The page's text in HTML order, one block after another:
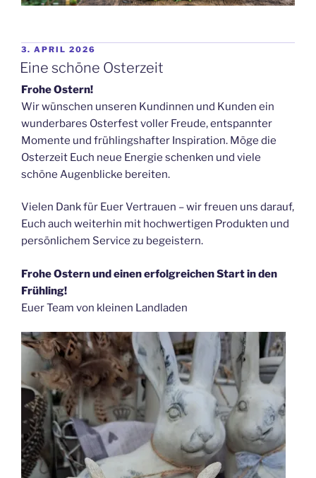
VERÖFFENTLICHT
AM
3. APRIL 2026
Eine schöne Osterzeit
Frohe Ostern!
Wir wünschen unseren Kundinnen und Kunden ein
wunderbares Osterfest voller Freude, entspannter
Momente und frühlingshafter Inspiration. Möge die
Osterzeit Euch neue Energie schenken und viele
schöne Augenblicke bereiten.
Vielen Dank für Euer Vertrauen – wir freuen uns darauf,
Euch auch weiterhin mit hochwertigen Produkten und
persönlichem Service zu begeistern.
Frohe Ostern und einen erfolgreichen Start in den
Frühling!
Euer Team von kleinen Landladen